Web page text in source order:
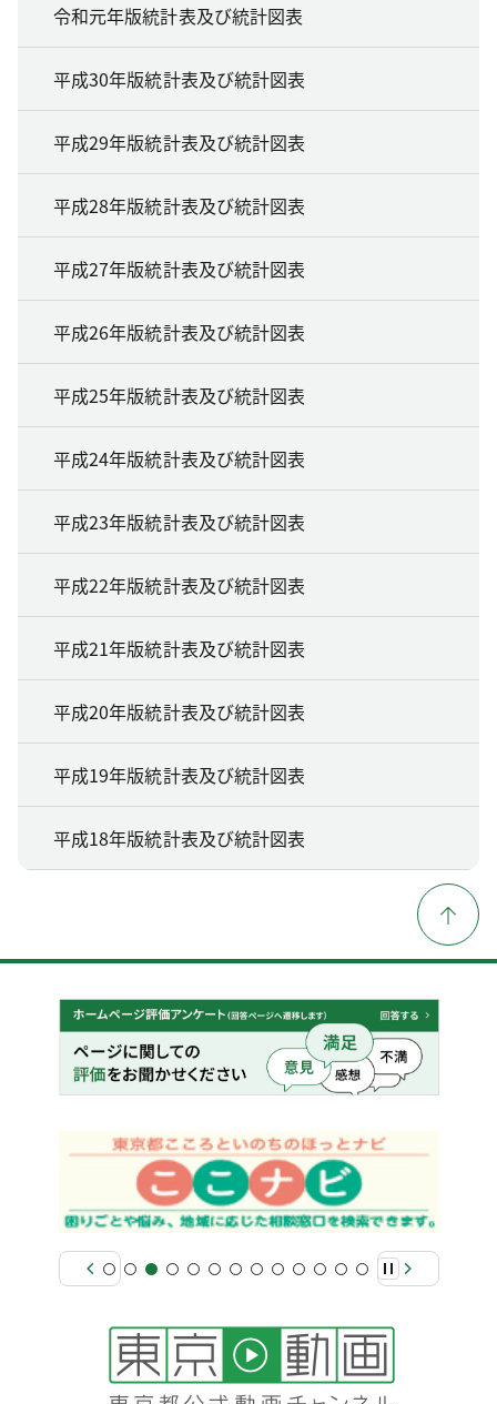
令和元年版統計表及び統計図表
平成30年版統計表及び統計図表
平成29年版統計表及び統計図表
平成28年版統計表及び統計図表
平成27年版統計表及び統計図表
平成26年版統計表及び統計図表
平成25年版統計表及び統計図表
平成24年版統計表及び統計図表
平成23年版統計表及び統計図表
平成22年版統計表及び統計図表
平成21年版統計表及び統計図表
平成20年版統計表及び統計図表
平成19年版統計表及び統計図表
平成18年版統計表及び統計図表